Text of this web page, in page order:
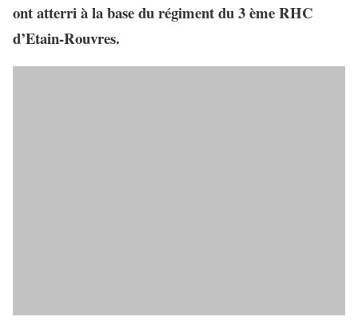
ont atterri à la base du régiment du 3 ème RHC
d’Etain-Rouvres.